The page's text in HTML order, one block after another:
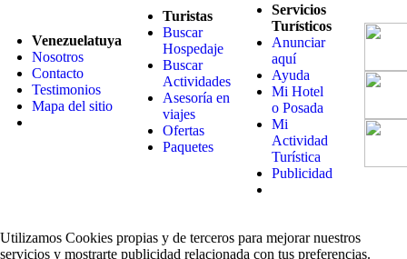
Venezuelatuya
Nosotros
Contacto
Testimonios
Mapa del sitio
Turistas
Buscar
Hospedaje
Buscar
Actividades
Asesoría en
viajes
Ofertas
Paquetes
Servicios
Turísticos
Anunciar
aquí
Ayuda
Mi Hotel
o Posada
Mi
Actividad
Turística
Publicidad
Utilizamos Cookies propias y de terceros para mejorar nuestros
servicios y mostrarte publicidad relacionada con tus preferencias.